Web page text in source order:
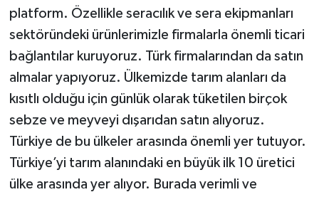
platform. Özellikle seracılık ve sera ekipmanları
sektöründeki ürünlerimizle firmalarla önemli ticari
bağlantılar kuruyoruz. Türk firmalarından da satın
almalar yapıyoruz. Ülkemizde tarım alanları da
kısıtlı olduğu için günlük olarak tüketilen birçok
sebze ve meyveyi dışarıdan satın alıyoruz.
Türkiye de bu ülkeler arasında önemli yer tutuyor.
Türkiye’yi tarım alanındaki en büyük ilk 10 üretici
ülke arasında yer alıyor. Burada verimli ve